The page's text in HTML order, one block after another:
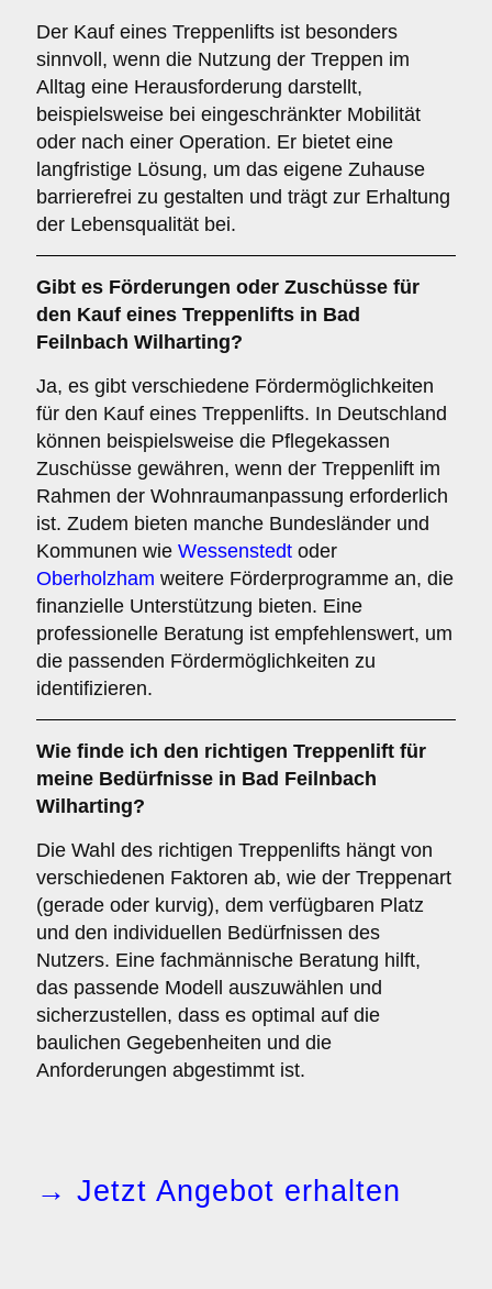
Der Kauf eines Treppenlifts ist besonders
sinnvoll, wenn die Nutzung der Treppen im
Alltag eine Herausforderung darstellt,
beispielsweise bei eingeschränkter Mobilität
oder nach einer Operation. Er bietet eine
langfristige Lösung, um das eigene Zuhause
barrierefrei zu gestalten und trägt zur Erhaltung
der Lebensqualität bei.
Gibt es Förderungen oder Zuschüsse für
den Kauf eines Treppenlifts in Bad
Feilnbach Wilharting?
Ja, es gibt verschiedene Fördermöglichkeiten
für den Kauf eines Treppenlifts. In Deutschland
können beispielsweise die Pflegekassen
Zuschüsse gewähren, wenn der Treppenlift im
Rahmen der Wohnraumanpassung erforderlich
ist. Zudem bieten manche Bundesländer und
Kommunen wie Wessenstedt oder
Oberholzham weitere Förderprogramme an, die
finanzielle Unterstützung bieten. Eine
professionelle Beratung ist empfehlenswert, um
die passenden Fördermöglichkeiten zu
identifizieren.
Wie finde ich den richtigen Treppenlift für
meine Bedürfnisse in Bad Feilnbach
Wilharting?
Die Wahl des richtigen Treppenlifts hängt von
verschiedenen Faktoren ab, wie der Treppenart
(gerade oder kurvig), dem verfügbaren Platz
und den individuellen Bedürfnissen des
Nutzers. Eine fachmännische Beratung hilft,
das passende Modell auszuwählen und
sicherzustellen, dass es optimal auf die
baulichen Gegebenheiten und die
Anforderungen abgestimmt ist.
→ Jetzt Angebot erhalten